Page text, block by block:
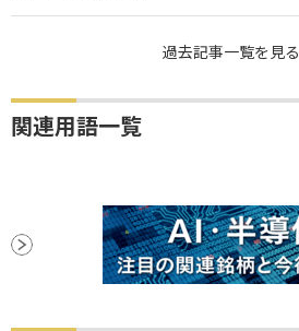
過去記事一覧を見る
関連用語一覧